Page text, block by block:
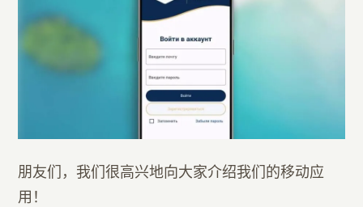
朋友们，我们很高兴地向大家介绍我们的移动应
用！